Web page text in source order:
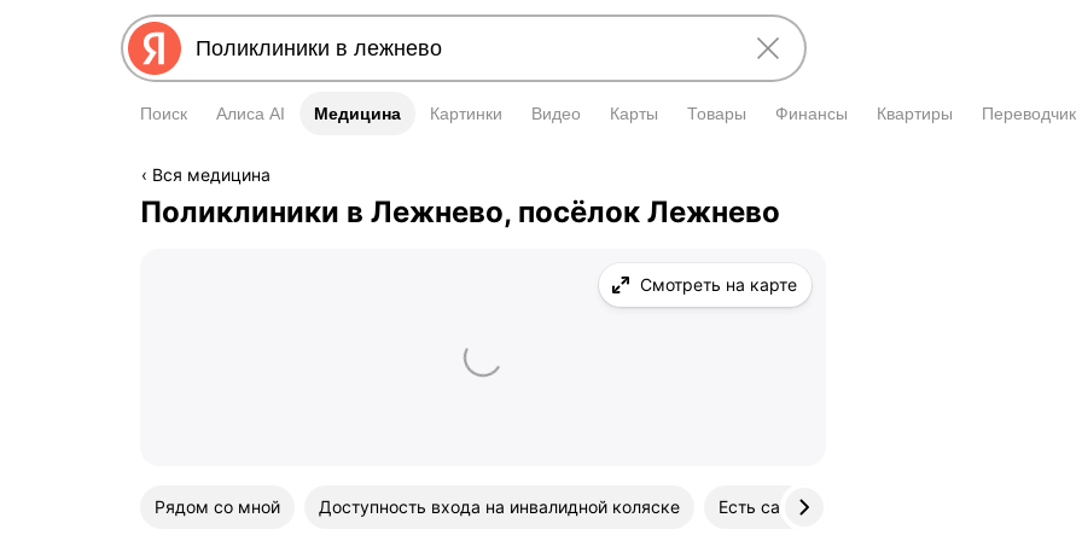
Поиск Алиса AI Медицина
Медицина Картинки Видео Карты Товары Финансы Квартиры Переводчик
Вся медицина
Поликлиники в Лежнево, посёлок Лежнево
Смотреть на карте
Рядом со мной Доступность входа на инвалидной коляске Есть сайт